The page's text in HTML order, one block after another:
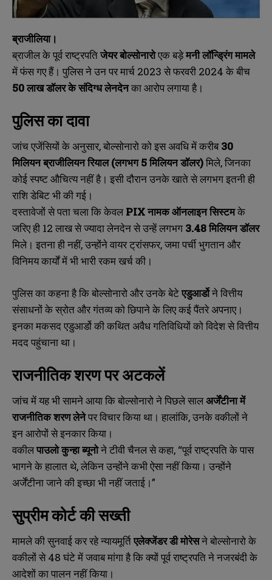
ब्राजीलिया।
ब्राजील के पूर्व राष्ट्रपतिजेयर बोल्सोनारोएक बड़ेमनी लॉन्ड्रिंग मामले
में फंस गए हैं। पुलिस ने उन पर मार्च 2023 से फरवरी 2024 के बीच
50लाख डॉलर के संदिग्ध लेनदेनका आरोप लगाया है।
पुलिस का दावा
जांच एजेंसियों के अनुसार, बोल्सोनारो को इस अवधि में करीब30
मिलियन ब्राजीलियन रियाल (लगभग 5मिलियन डॉलर)मिले, जिनका
कोई स्पष्ट औचित्य नहीं है। इसी दौरान उनके खाते से लगभग इतनी ही
राशि डेबिट भी की गई।
दस्तावेजों से पता चला कि केवलPIXनामक ऑनलाइन सिस्टमके
जरिए ही 12 लाख से ज्यादा लेनदेन से उन्हें लगभग 3.48मिलियन डॉलर
मिले। इतना ही नहीं, उन्होंने वायर ट्रांसफर, जमा पर्ची भुगतान और
विनिमय कार्यों में भी भारी रकम खर्च की।
पुलिस का कहना है कि बोल्सोनारो और उनके बेटेएडुआर्डोने वित्तीय
संसाधनों के स्रोत और गंतव्य को छिपाने के लिए कई पैंतरे अपनाए।
इनका मकसद एडुआर्डो की कथित अवैध गतिविधियों को विदेश से वित्तीय
मदद पहुंचाना था।
राजनीतिक शरण पर अटकलें
जांच में यह भी सामने आया कि बोल्सोनारो ने पिछले सालअर्जेंटीना में
राजनीतिक शरण लेनेपर विचार किया था। हालांकि, उनके वकीलों ने
इन आरोपों से इनकार किया।
वकीलपाउलो कुन्हा ब्यूनोने टीवी चैनल से कहा, “पूर्व राष्ट्रपति के पास
भागने के हालात थे, लेकिन उन्होंने कभी ऐसा नहीं किया। उन्होंने
अर्जेंटीना जाने की इच्छा भी नहीं जताई।”
सुप्रीम कोर्ट की सख्ती
मामले की सुनवाई कर रहे न्यायमूर्तिएलेक्जेंडर डी मोरेसने बोल्सोनारो के
वकीलों से 48 घंटे में जवाब मांगा है कि क्यों पूर्व राष्ट्रपति ने नजरबंदी के
आदेशों का पालन नहीं किया।